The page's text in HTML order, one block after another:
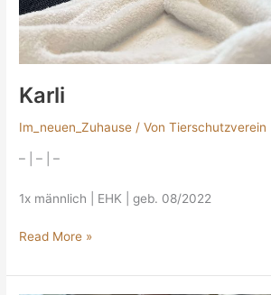
Karli
Im_neuen_Zuhause / VonTierschutzverein
– | – | –
1x männlich | EHK | geb. 08/2022
Read More »